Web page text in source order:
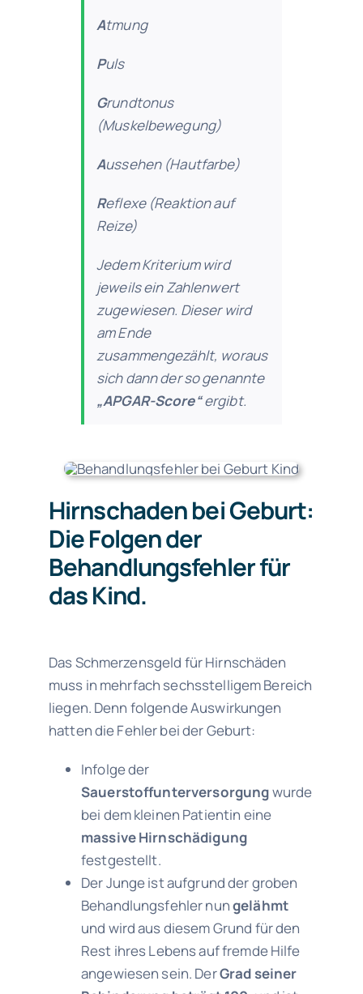
Atmung
Puls
Grundtonus
(Muskelbewegung)
Aussehen (Hautfarbe)
Reflexe (Reaktion auf
Reize)
Jedem Kriterium wird
jeweils ein Zahlenwert
zugewiesen. Dieser wird
am Ende
zusammengezählt, woraus
sich dann der so genannte
„APGAR-Score“ergibt.
Hirnschaden bei Geburt:
Die Folgen der
Behandlungsfehler für
das Kind.
Das Schmerzensgeld für Hirnschäden
muss in mehrfach sechsstelligem Bereich
liegen. Denn folgende Auswirkungen
hatten die Fehler bei der Geburt:
Infolge der
Sauerstoffunterversorgungwurde
bei dem kleinen Patientin eine
massive Hirnschädigung
festgestellt.
Der Junge ist aufgrund der groben
Behandlungsfehler nungelähmt
und wird aus diesem Grund für den
Rest ihres Lebens auf fremde Hilfe
angewiesen sein. DerGrad seiner